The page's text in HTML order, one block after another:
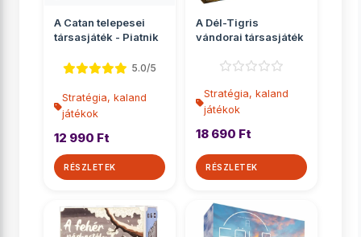
A Catan telepesei
társasjáték - Piatnik
5.0/5
Stratégia, kaland
játékok
12 990 Ft
RÉSZLETEK
A Dél-Tigris
vándorai társasjáték
Stratégia, kaland
játékok
18 690 Ft
RÉSZLETEK